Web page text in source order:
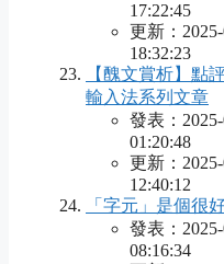
17:22:45
更新：
18:32:23
【醜文賞析】點
輸入法系列文章
發表：
01:20:48
更新：
12:40:12
「字元」是個很
發表：
08:16:34